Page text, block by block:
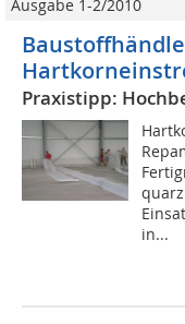
Ausgabe 1-2/2010
Praxistipp:
in...